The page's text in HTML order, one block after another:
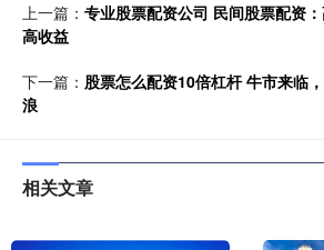
上一篇： 专业股票配资公司 民间股票配资
高收益
下一篇： 股票怎么配资10倍杠杆 牛市来临
浪
相关文章